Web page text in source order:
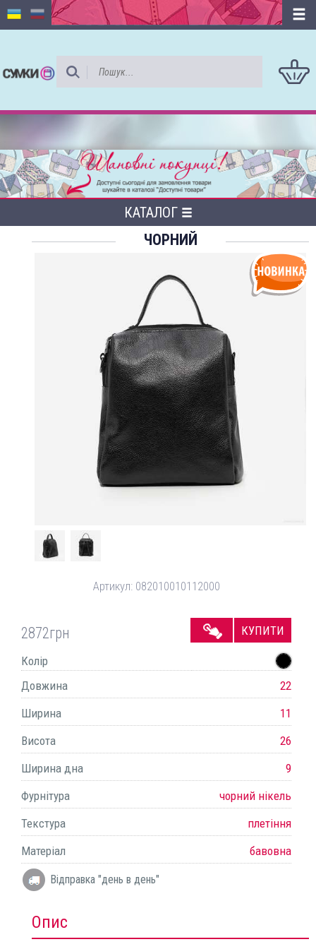
КАТАЛОГ
ЧОРНИЙ
Артикул: 082010010112000
2872грн КУПИТИ
Колір
Довжина
22
Ширина
11
Висота
26
Ширина дна
9
Фурнітура
чорний нікель
Текстура
плетіння
Матеріал
бавовна
Відправка "день в день"
Опис